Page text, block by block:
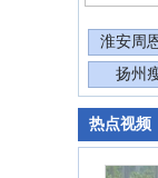
淮安周
扬州
热点视频